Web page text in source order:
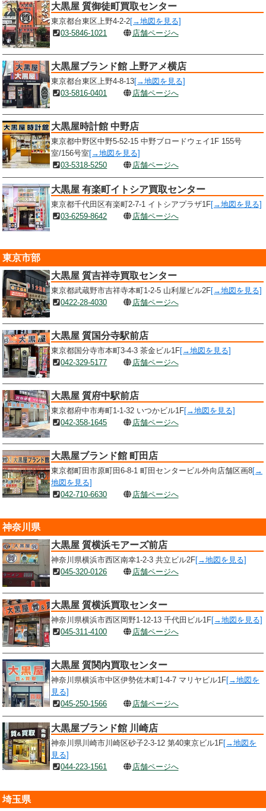
大黒屋 質御徒町買取センター
東京都台東区上野4-2-2[→地図を見る]
03-5846-1021
店舗ページへ
大黒屋ブランド館 上野アメ横店
東京都台東区上野4-8-13[→地図を見る]
03-5816-0401
店舗ページへ
大黒屋時計館 中野店
東京都中野区中野5-52-15 中野ブロードウェイ1F 155号
室/156号室[→地図を見る]
03-5318-5250
店舗ページへ
大黒屋 有楽町イトシア買取センター
東京都千代田区有楽町2-7-1 イトシアプラザ1F[→地図を見る]
03-6259-8642
店舗ページへ
東京市部
大黒屋 質吉祥寺買取センター
東京都武蔵野市吉祥寺本町1-2-5 山利屋ビル2F[→地図を見る]
0422-28-4030
店舗ページへ
大黒屋 質国分寺駅前店
東京都国分寺市本町3-4-3 茶金ビル1F[→地図を見る]
042-329-5177
店舗ページへ
大黒屋 質府中駅前店
東京都府中市寿町1-1-32 いつかビル1F[→地図を見る]
042-358-1645
店舗ページへ
大黒屋ブランド館 町田店
東京都町田市原町田6-8-1 町田センタービル外向店舗区画8[→
地図を見る]
042-710-6630
店舗ページへ
神奈川県
大黒屋 質横浜モアーズ前店
神奈川県横浜市西区南幸1-2-3 共立ビル2F[→地図を見る]
045-320-0126
店舗ページへ
大黒屋 質横浜買取センター
神奈川県横浜市西区岡野1-12-13 千代田ビル1F[→地図を見る]
045-311-4100
店舗ページへ
大黒屋 質関内買取センター
神奈川県横浜市中区伊勢佐木町1-4-7 マリヤビル1F[→地図を
見る]
045-250-1566
店舗ページへ
大黒屋ブランド館 川崎店
神奈川県川崎市川崎区砂子2-3-12 第40東京ビル1F[→地図を
見る]
044-223-1561
店舗ページへ
埼玉県